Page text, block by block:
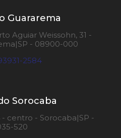
Guararema
Aguiar Weissohn, 31 -
- 08900-000
2584
Sorocaba
centro - Sorocaba|SP -
520